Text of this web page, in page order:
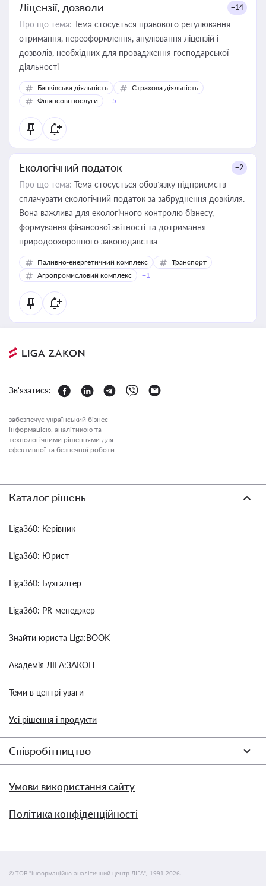
Ліцензії, дозволи +14
Про що тема: Тема стосується правового регулювання
отримання, переоформлення, анулювання ліцензій і
дозволів, необхідних для провадження господарської
діяльності
Банківська діяльність
Страхова діяльність
Фінансові послуги
+5
Екологічний податок +2
Про що тема: Тема стосується обов’язку підприємств
сплачувати екологічний податок за забруднення довкілля.
Вона важлива для екологічного контролю бізнесу,
формування фінансової звітності та дотримання
природоохоронного законодавства
Паливно-енергетичний комплекс
Транспорт
Агропромисловий комплекс
+1
Зв'язатися:
забезпечує український бізнес
інформацією, аналітикою та
технологічними рішеннями для
ефективної та безпечної роботи.
Каталог рішень
Liga360: Керівник
Liga360: Юрист
Liga360: Бухгалтер
Liga360: PR-менеджер
Знайти юриста Liga:BOOK
Академія ЛІГА:ЗАКОН
Теми в центрі уваги
Усі рішення і продукти
Співробітництво
Умови використання сайту
Політика конфіденційності
© ТОВ "інформаційно-аналітичний центр ЛІГА", 1991-2026.